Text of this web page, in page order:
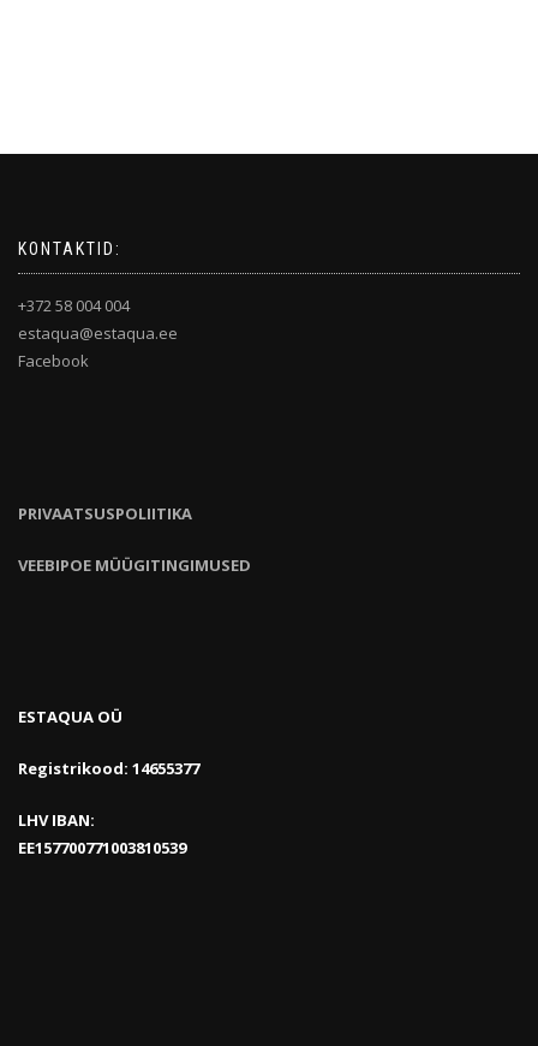
KONTAKTID:
+372 58 004 004
estaqua@estaqua.ee
Facebook
PRIVAATSUSPOLIITIKA
VEEBIPOE MÜÜGITINGIMUSED
ESTAQUA OÜ
Registrikood: 14655377
LHV IBAN:
EE157700771003810539